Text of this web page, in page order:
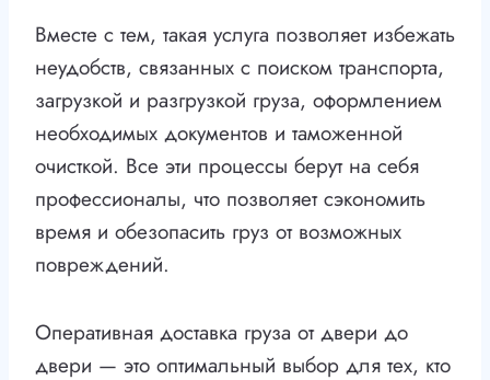
Вместе с тем, такая услуга позволяет избежать
неудобств, связанных с поиском транспорта,
загрузкой и разгрузкой груза, оформлением
необходимых документов и таможенной
очисткой. Все эти процессы берут на себя
профессионалы, что позволяет сэкономить
время и обезопасить груз от возможных
повреждений.
Оперативная доставка груза от двери до
двери — это оптимальный выбор для тех, кто